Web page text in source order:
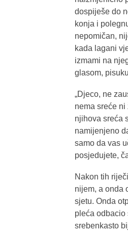
dospiješe do
konja i
nepomičan,
kada lagani
izmami na
glasom,
„Djeco, ne
nema sreće
njihova sreća
namijenjeno
samo da vas
posjedujete,
Nakon tih
nijem, a onda
sjetu. Onda
pleća odbacio
srebenkasto